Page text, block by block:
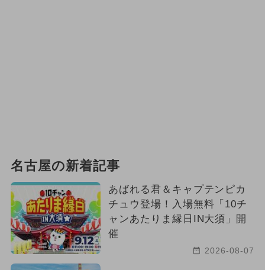
名古屋の新着記事
あばれる君＆キャプテンピカ
チュウ登場！入場無料「10チ
ャンあたりま縁日IN大須」開
催
2026-08-07